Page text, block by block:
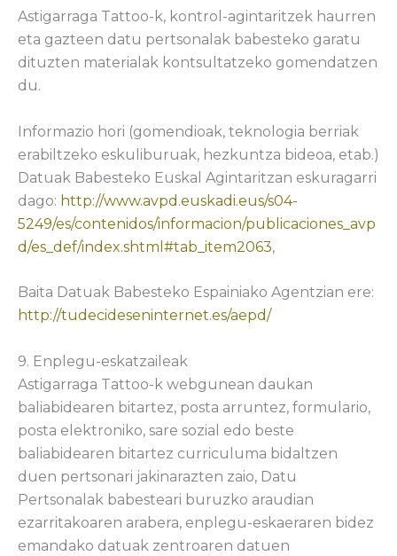
Astigarraga Tattoo-k, kontrol-agintaritzek haurren
eta gazteen datu pertsonalak babesteko garatu
dituzten materialak kontsultatzeko gomendatzen
du.
Informazio hori (gomendioak, teknologia berriak
erabiltzeko eskuliburuak, hezkuntza bideoa, etab.)
Datuak Babesteko Euskal Agintaritzan eskuragarri
dago: http://www.avpd.euskadi.eus/s04-
5249/es/contenidos/informacion/publicaciones_avp
d/es_def/index.shtml#tab_item2063,
Baita Datuak Babesteko Espainiako Agentzian ere:
http://tudecideseninternet.es/aepd/
9. Enplegu-eskatzaileak
Astigarraga Tattoo-k webgunean daukan
baliabidearen bitartez, posta arruntez, formulario,
posta elektroniko, sare sozial edo beste
baliabidearen bitartez curriculuma bidaltzen
duen pertsonari jakinarazten zaio, Datu
Pertsonalak babesteari buruzko araudian
ezarritakoaren arabera, enplegu-eskaeraren bidez
emandako datuak zentroaren datuen